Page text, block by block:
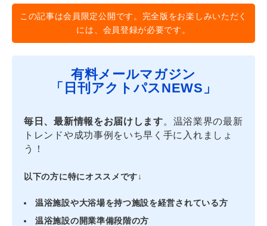
この記事は会員限定公開です。完全版をお楽しみいただく
には、会員登録が必要です。
有料メールマガジン
「日刊アクトパスNEWS」
毎日、最新情報をお届けします。温浴業界の最新
トレンドや成功事例をいち早く手に入れましょ
う！
以下の方に特にオススメです↓
温浴施設や大浴場を持つ施設を経営されている方
温浴施設の開業準備段階の方